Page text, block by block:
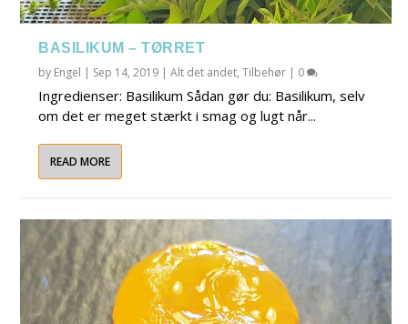
BASILIKUM – TØRRET
by Engel | Sep 14, 2019 |Alt det andet,Tilbehør | 0
Ingredienser: Basilikum Sådan gør du: Basilikum, selv
om det er meget stærkt i smag og lugt når...
READ MORE